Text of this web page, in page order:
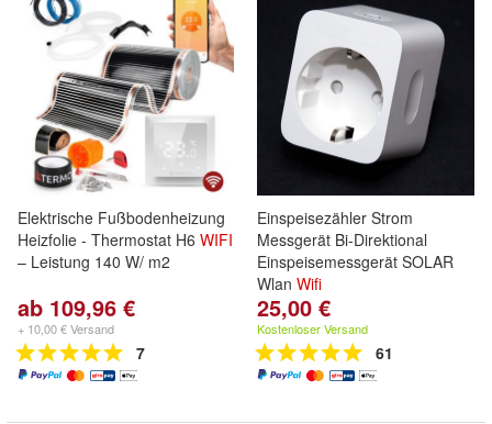
Elektrische Fußbodenheizung
Heizfolie - Thermostat H6 WIFI
– Leistung 140 W/ m2
ab 109,96 €
+ 10,00 € Versand
7
Einspeisezähler Strom
Messgerät Bi-Direktional
Einspeisemessgerät SOLAR
Wlan Wifi
25,00 €
Kostenloser Versand
61